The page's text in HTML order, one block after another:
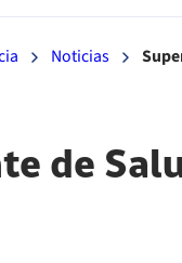
Noticias
de